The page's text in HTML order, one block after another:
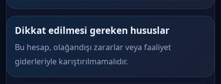
Dikkat edilmesi gereken hususlar
Bu hesap, olağandışı zararlar veya faaliyet
giderleriyle karıştırılmamalıdır.